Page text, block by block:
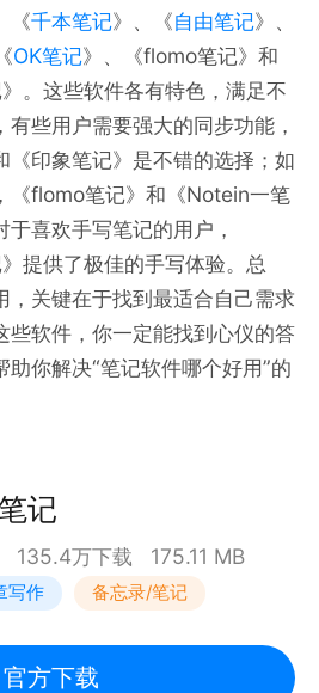
《千本笔记》、《自由笔记》、
OK笔记》、《flomo笔记》和
。这些软件各有特色，满足不
些用户需要强大的同步功能，
《印象笔记》是不错的选择；如
《flomo笔记》和《Notein一笔
喜欢手写笔记的用户，
提供了极佳的手写体验。总
，关键在于找到最适合自己需求
些软件，你一定能找到心仪的答
你解决“笔记软件哪个好用”的
记
135.4万下载 175.11 MB
写作 备忘录/笔记
官方下载